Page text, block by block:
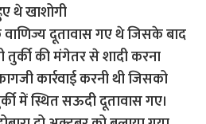
थे खाशोगी
दूतावास गए थे जिसके बाद
तुर्की की मंगेतर से शादी करना
कार्रवाई करनी थी जिसको
में स्थित सऊदी दूतावास गए।